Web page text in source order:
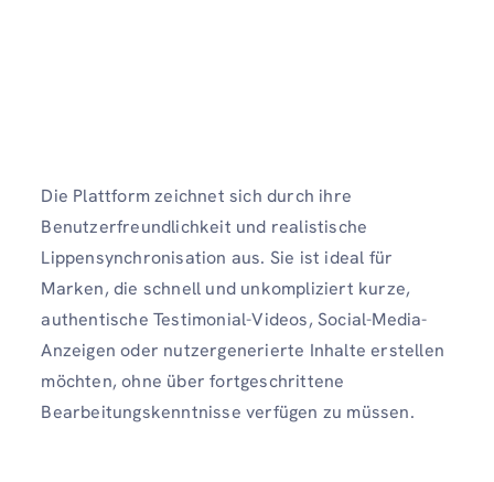
Die Plattform zeichnet sich durch ihre
Benutzerfreundlichkeit und realistische
Lippensynchronisation aus. Sie ist ideal für
Marken, die schnell und unkompliziert kurze,
authentische Testimonial-Videos, Social-Media-
Anzeigen oder nutzergenerierte Inhalte erstellen
möchten, ohne über fortgeschrittene
Bearbeitungskenntnisse verfügen zu müssen.